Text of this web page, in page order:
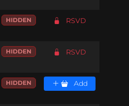
HIDDEN RSVD
HIDDEN RSVD
HIDDEN Add